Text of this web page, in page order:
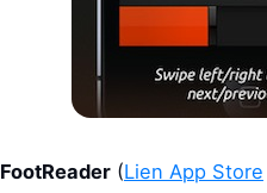
FootReader (Lien App Store